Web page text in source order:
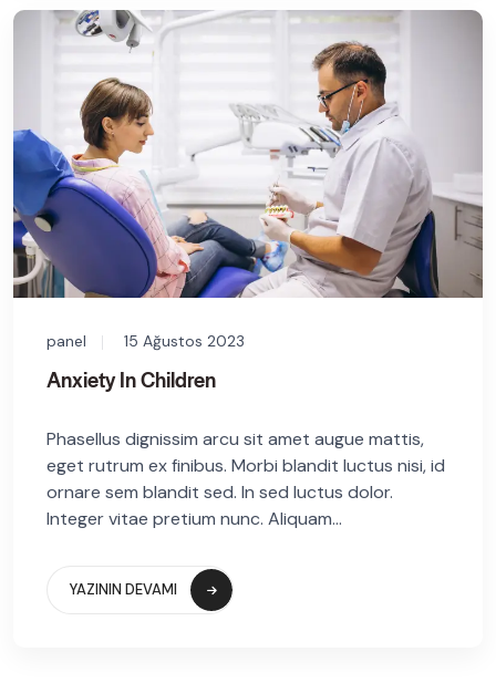
panel 15 Ağustos 2023
Anxiety In Children
Phasellus dignissim arcu sit amet augue mattis,
eget rutrum ex finibus. Morbi blandit luctus nisi, id
ornare sem blandit sed. In sed luctus dolor.
Integer vitae pretium nunc. Aliquam...
YAZININ DEVAMI